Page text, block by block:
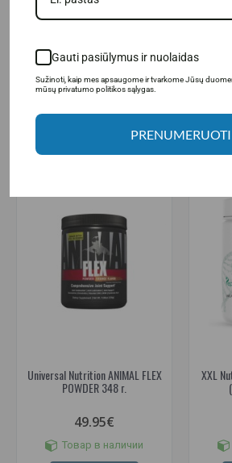
Nutrend Flexit Gold Напиток
24.95€
Товар в наличии
В КОРЗИНУ
Universal Nutrition ANIMAL FLEX
POWDER 348 г.
49.95€
Товар в наличии
XXL
Gauti pasiūlymus ir nuolaidas
Sužinoti, kaip mes apsaugome ir tvarkome Jūsų
mūsų privatumo politikos sąlygas.
PRENUMERUOTI